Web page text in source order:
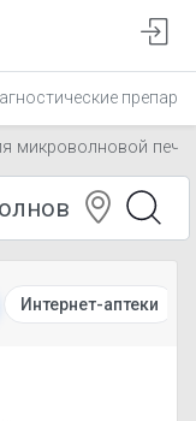
микроволновой печи
Интернет-аптеки